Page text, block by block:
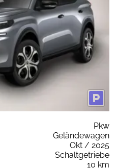
Pkw
Geländewagen
Okt / 2025
Schaltgetriebe
10 km